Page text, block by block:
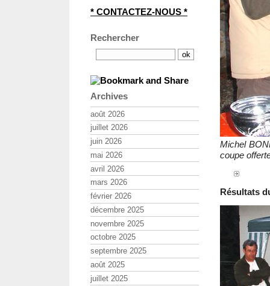
Michel
coupe
Résultats
* CONTACTEZ-NOUS *
Rechercher
Archives
août 2026
juillet 2026
juin 2026
mai 2026
avril 2026
mars 2026
février 2026
décembre 2025
novembre 2025
octobre 2025
septembre 2025
août 2025
juillet 2025